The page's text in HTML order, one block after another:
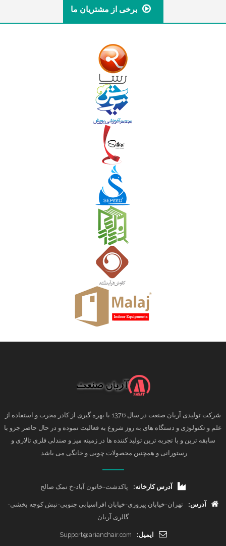
برخی از مشتریان ما
شرکت تولیدی آریان صنعت در سال 1376 با بهره گیری از کادر مجرب و استفاده از
علم و تکنولوژی و دستگاه های به روز شروع به فعالیت نموده و در حال حاضر جزو با
سابقه ترین و با تجربه ترین تولید کننده ها در زمینه میز و صندلی فلزی تالاری و
رستورانی و همچنین محصولات چوبی و خانگی می باشد.
آدرس کارخانه: پاکدشت-خاتون آباد-خ نمک صالح
آدرس:
تهران-خیابان پیروزی-خیابان افراسیابی جنوبی-نبش کوچه بخشی-
گالری آریان
ایمیل: Support@arianchair.com